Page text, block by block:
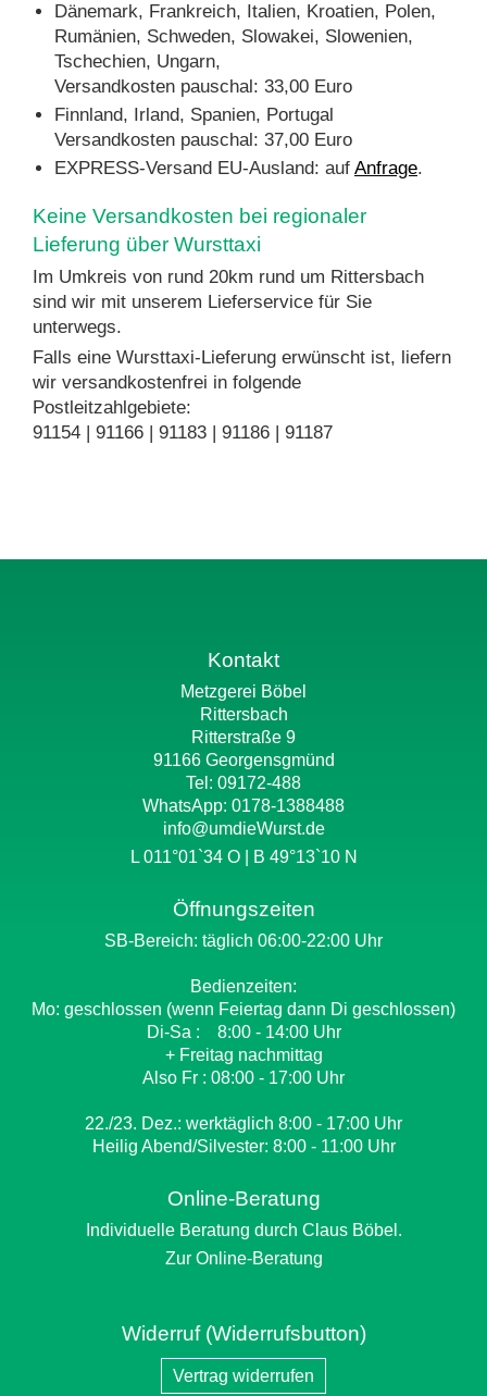
Dänemark, Frankreich, Italien, Kroatien, Polen,
Rumänien, Schweden, Slowakei, Slowenien,
Tschechien, Ungarn,
Versandkosten pauschal: 33,00 Euro
Finnland, Irland, Spanien, Portugal
Versandkosten pauschal: 37,00 Euro
EXPRESS-Versand EU-Ausland: auf Anfrage.
Keine Versandkosten bei regionaler
Lieferung über Wursttaxi
Im Umkreis von rund 20km rund um Rittersbach
sind wir mit unserem Lieferservice für Sie
unterwegs.
Falls eine Wursttaxi-Lieferung erwünscht ist, liefern
wir versandkostenfrei in folgende
Postleitzahlgebiete:
91154 | 91166 | 91183 | 91186 | 91187
Kontakt
Metzgerei Böbel
Rittersbach
Ritterstraße 9
91166 Georgensgmünd
Tel: 09172-488
WhatsApp: 0178-1388488
info@umdieWurst.de
L 011°01`34 O | B 49°13`10 N
Öffnungszeiten
SB-Bereich: täglich 06:00-22:00 Uhr
Bedienzeiten:
Mo: geschlossen (wenn Feiertag dann Di geschlossen)
Di-Sa : 8:00 - 14:00 Uhr
+ Freitag nachmittag
Also Fr : 08:00 - 17:00 Uhr
22./23. Dez.: werktäglich 8:00 - 17:00 Uhr
Heilig Abend/Silvester: 8:00 - 11:00 Uhr
Online-Beratung
Individuelle Beratung durch Claus Böbel.
Zur Online-Beratung
Widerruf (Widerrufsbutton)
Vertrag widerrufen